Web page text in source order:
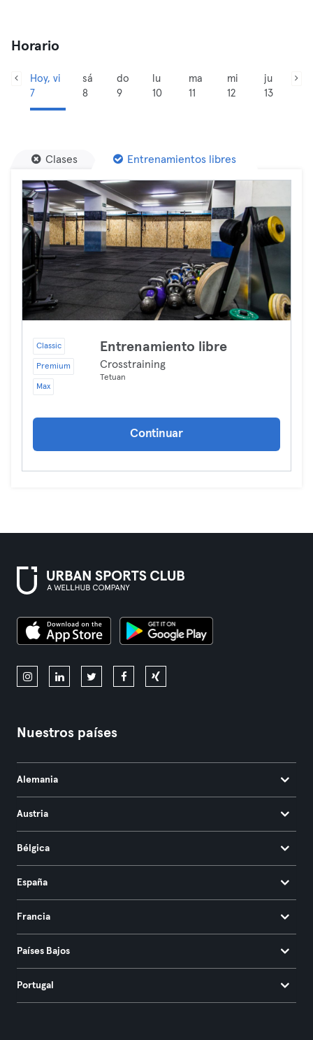
Horario
Hoy, vi
7
sá
8
do
9
lu
10
ma
11
mi
12
ju
13
Clases Entrenamientos libres
Classic
Premium
Max
Entrenamiento libre
Crosstraining
Tetuan
Continuar
Nuestros países
Alemania
Austria
Bélgica
España
Francia
Países Bajos
Portugal